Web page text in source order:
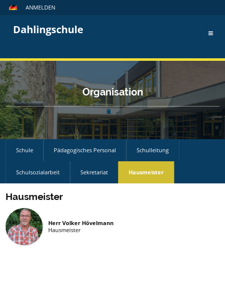
ANMELDEN
Dahlingschule
Organisation
Schule Pädagogisches Personal Schulleitung
Schulsozialarbeit Sekretariat Hausmeister
Hausmeister
Herr Volker Hövelmann
Hausmeister